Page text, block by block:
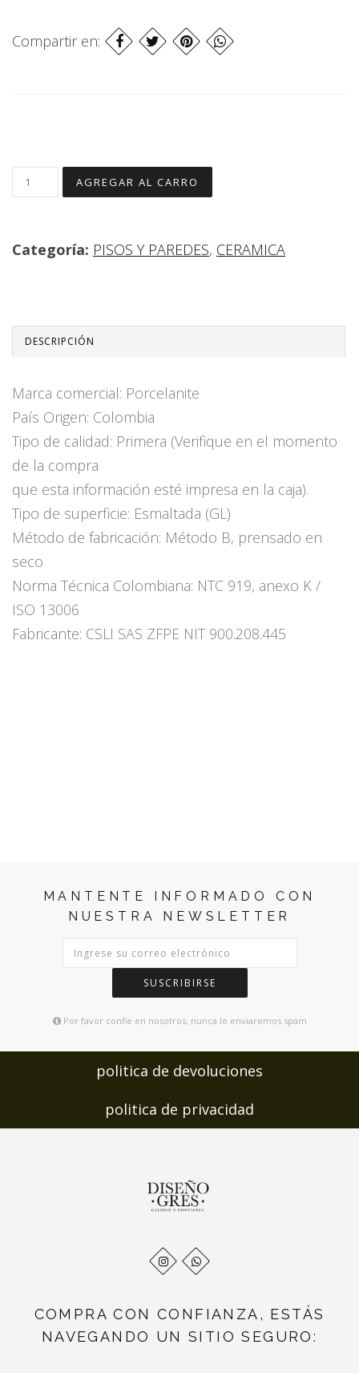
Compartir en:
Categoría: PISOS Y PAREDES, CERAMICA
DESCRIPCIÓN
Marca comercial: Porcelanite
País Origen: Colombia
Tipo de calidad: Primera (Verifique en el momento
de la compra
que esta información esté impresa en la caja).
Tipo de superficie: Esmaltada (GL)
Método de fabricación: Método B, prensado en
seco
Norma Técnica Colombiana: NTC 919, anexo K /
ISO 13006
Fabricante: CSLI SAS ZFPE NIT 900.208.445
MANTENTE INFORMADO CON
NUESTRA NEWSLETTER
SUSCRIBIRSE
Por favor confie en nosotros, nunca le enviaremos spam
politica de devoluciones
politica de privacidad
COMPRA CON CONFIANZA, ESTÁS
NAVEGANDO UN SITIO SEGURO: